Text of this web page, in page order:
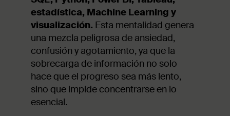
estadística, Machine Learning y
visualización. Esta mentalidad genera
una mezcla peligrosa de ansiedad,
confusión y agotamiento, ya que la
sobrecarga de información no solo
hace que el progreso sea más lento,
sino que impide concentrarse en lo
esencial.